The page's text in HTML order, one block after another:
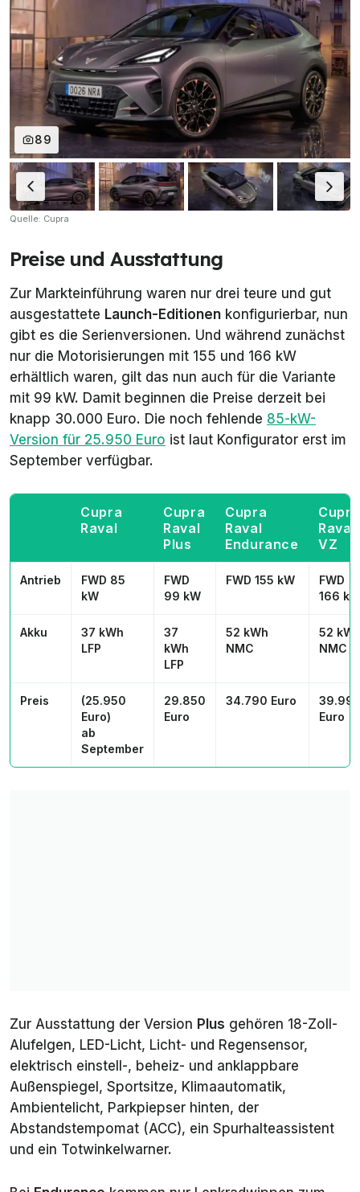
89
Quelle: Cupra
Preise und Ausstattung
Zur Markteinführung waren nur drei teure und gut
ausgestattete Launch-Editionen konfigurierbar, nun
gibt es die Serienversionen. Und während zunächst
nur die Motorisierungen mit 155 und 166 kW
erhältlich waren, gilt das nun auch für die Variante
mit 99 kW. Damit beginnen die Preise derzeit bei
knapp 30.000 Euro. Die noch fehlende 85-kW-
Version für 25.950 Euro ist laut Konfigurator erst im
September verfügbar.
Cupra
Raval
Cupra
Raval
Plus
Cupra
Raval
Endurance
Cupra
Raval
VZ
Antrieb
FWD 85
kW
FWD
99 kW
FWD 155 kW
FWD
166 kW
Akku
37 kWh
LFP
37
kWh
LFP
52 kWh
NMC
52
NMC
Preis
(25.950
Euro)
ab
September
29.850
Euro
34.790 Euro
Euro
Zur Ausstattung der Version Plus gehören 18-Zoll-
Alufelgen, LED-Licht, Licht- und Regensensor,
elektrisch einstell-, beheiz- und anklappbare
Außenspiegel, Sportsitze, Klimaautomatik,
Ambientelicht, Parkpiepser hinten, der
Abstandstempomat (ACC), ein Spurhalteassistent
und ein Totwinkelwarner.